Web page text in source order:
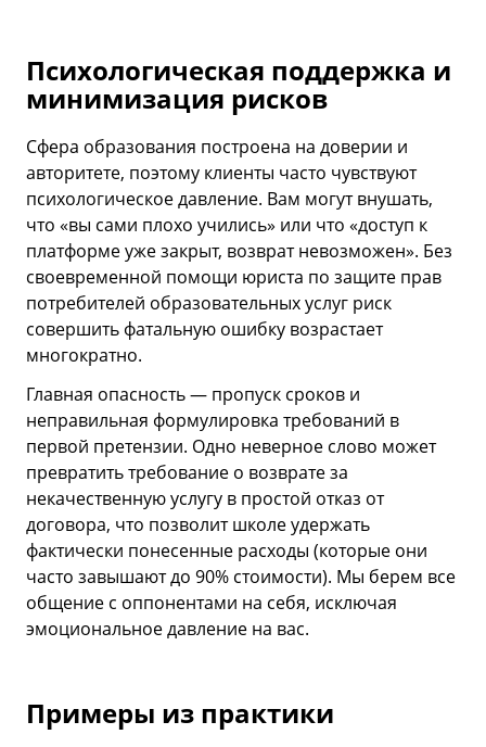
Психологическая поддержка и
минимизация рисков
Сфера образования построена на доверии и
авторитете, поэтому клиенты часто чувствуют
психологическое давление. Вам могут внушать,
что «вы сами плохо учились» или что «доступ к
платформе уже закрыт, возврат невозможен». Без
своевременной помощи юриста по защите прав
потребителей образовательных услуг риск
совершить фатальную ошибку возрастает
многократно.
Главная опасность — пропуск сроков и
неправильная формулировка требований в
первой претензии. Одно неверное слово может
превратить требование о возврате за
некачественную услугу в простой отказ от
договора, что позволит школе удержать
фактически понесенные расходы (которые они
часто завышают до 90% стоимости). Мы берем все
общение с оппонентами на себя, исключая
эмоциональное давление на вас.
Примеры из практики